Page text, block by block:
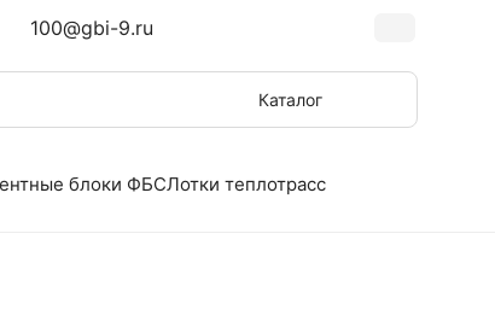
100@gbi-9.ru
Каталог
блоки ФБСЛотки теплотрасс